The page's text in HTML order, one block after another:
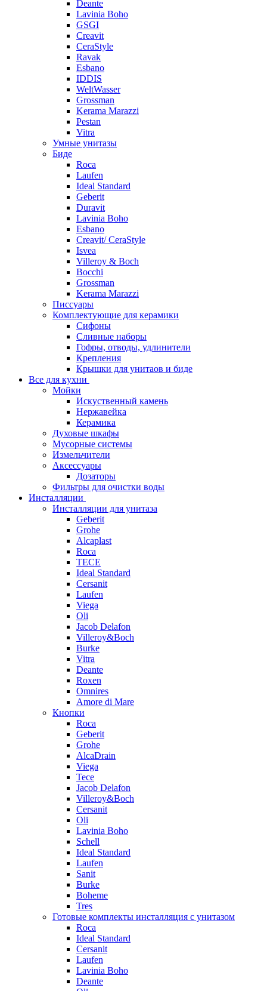
Deante
Lavinia Boho
GSGI
Creavit
CeraStyle
Ravak
Esbano
IDDIS
WeltWasser
Grossman
Kerama Marazzi
Pestan
Vitra
Умные унитазы
Биде
Roca
Laufen
Ideal Standard
Geberit
Duravit
Lavinia Boho
Esbano
Creavit/ CeraStyle
Isvea
Villeroy & Boch
Bocchi
Grossman
Kerama Marazzi
Писсуары
Комплектующие для керамики
Сифоны
Сливные наборы
Гофры, отводы, удлинители
Крепления
Крышки для унитаов и биде
Все для кухни
Мойки
Искуственный камень
Нержавейка
Керамика
Духовые шкафы
Мусорные системы
Измельчители
Аксессуары
Дозаторы
Фильтры для очистки воды
Инсталляции
Инсталляции для унитаза
Geberit
Grohe
Alcaplast
Roca
TECE
Ideal Standard
Cersanit
Laufen
Viega
Oli
Jacob Delafon
Villeroy&Boch
Burke
Vitra
Deante
Roxen
Omnires
Amore di Mare
Кнопки
Roca
Geberit
Grohe
AlcaDrain
Viega
Tece
Jacob Delafon
Villeroy&Boch
Cersanit
Oli
Lavinia Boho
Schell
Ideal Standard
Laufen
Sanit
Burke
Boheme
Tres
Готовые комплекты инсталляция с унитазом
Roca
Ideal Standard
Cersanit
Laufen
Lavinia Boho
Deante